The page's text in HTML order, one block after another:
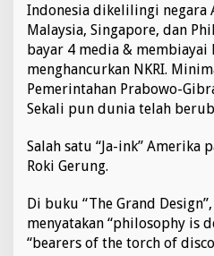
Indonesia dikelilingi negara
Malaysia, Singapore, dan
bayar 4 media & membiayai
menghancurkan NKRI.
Pemerintahan Prabowo-
Sekali pun dunia telah
Salah satu “Ja-ink” Amerika
Roki Gerung.
Di buku “The Grand
menyatakan “philosophy is
“bearers of the torch of